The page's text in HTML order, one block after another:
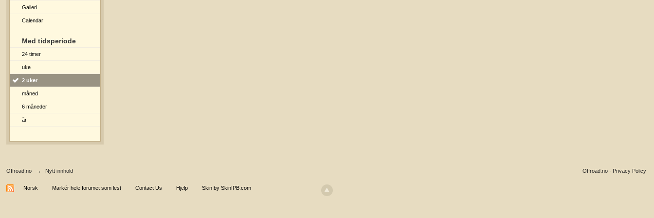
Galleri
Calendar
Med tidsperiode
24 timer
uke
2 uker
måned
6 måneder
år
Offroad.no → Nytt innhold Privacy Policy
Offroad.no ·
Norsk Markér hele forumet som lest Contact Us Hjelp Skin by SkinIPB.com